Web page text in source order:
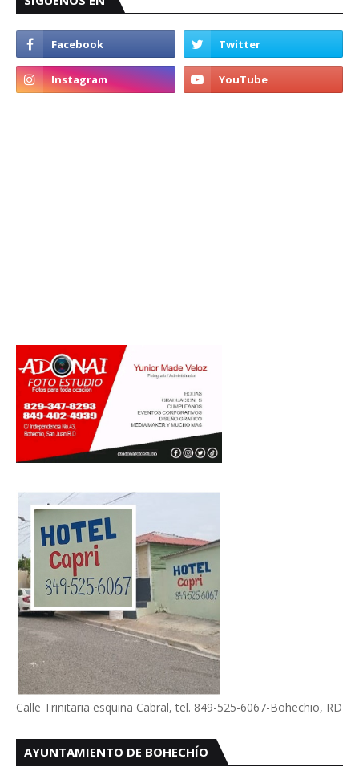
Calle Trinitaria esquina Cabral, tel. 849-525-6067-Bohechio, RD
AYUNTAMIENTO DE BOHECHÍO